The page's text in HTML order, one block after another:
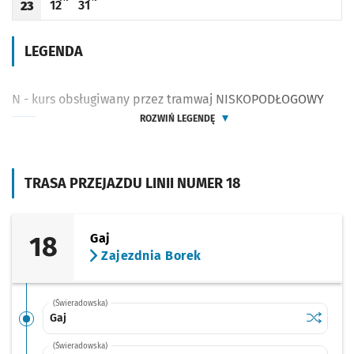
TRASA PRZEJAZDU LINII NUMER 18
18
Gaj
Zajezdnia Borek
(Świeradowska)
Gaj Sprawdź
Gaj
(Świeradowska)
Godzina odjazdu
23
Odjazd
12
minut po godzinie 23
Odjazd
31
minut po godzinie 23
LEGENDA
N - kurs obsługiwany przez tramwaj NISKOPODŁOGOWY
ROZWIŃ LEGENDĘ